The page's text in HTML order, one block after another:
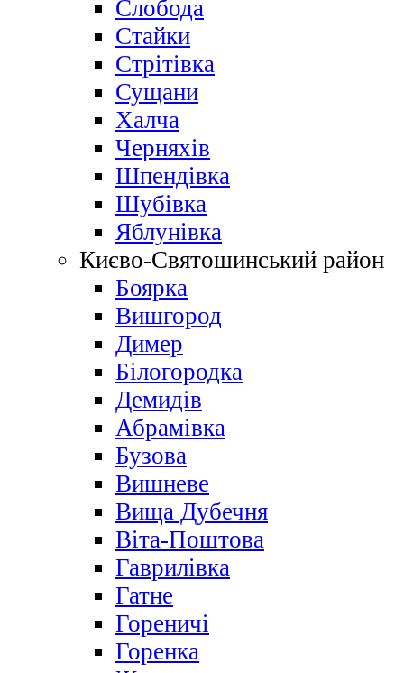
Слобода
Стайки
Стрітівка
Сущани
Халча
Черняхів
Шпендівка
Шубівка
Яблунівка
Києво-Святошинський район
Боярка
Вишгород
Димер
Білогородка
Демидів
Абрамівка
Бузова
Вишневе
Вища Дубечня
Віта-Поштова
Гаврилівка
Гатне
Гореничі
Горенка